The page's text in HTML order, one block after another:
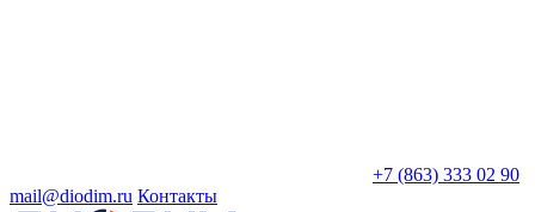
+7 (863) 333 02 90
mail@diodim.ru Контакты